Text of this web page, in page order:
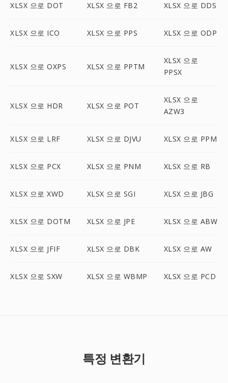
XLSX 으로 DOT XLSX 으로 FB2 XLSX 으로 DDS
XLSX 으로 ICO XLSX 으로 PPS XLSX 으로 ODP
XLSX 으로 OXPS XLSX 으로 PPTM
XLSX 으로
PPSX
XLSX 으로 HDR XLSX 으로 POT
XLSX 으로
AZW3
XLSX 으로 LRF XLSX 으로 DJVU XLSX 으로 PPM
XLSX 으로 PCX XLSX 으로 PNM XLSX 으로 RB
XLSX 으로 XWD XLSX 으로 SGI XLSX 으로 JBG
XLSX 으로 DOTM XLSX 으로 JPE XLSX 으로 ABW
XLSX 으로 JFIF XLSX 으로 DBK XLSX 으로 AW
XLSX 으로 SXW XLSX 으로 WBMP XLSX 으로 PCD
특정 변환기